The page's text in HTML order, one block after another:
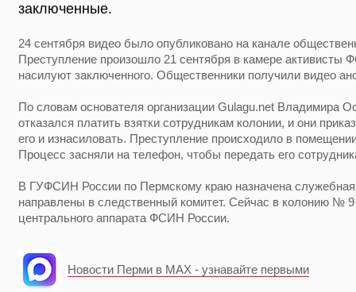
заключенные.
24 сентября видео было опубликовано на канале
Преступление произошло 21 сентября в камере активисты
насилуют заключенного. Общественники получили видео
По словам основателя организации Gulagu.net Владимира
отказался платить взятки сотрудникам колонии, и они
его и изнасиловать. Преступление происходило в
Процесс засняли на телефон, чтобы передать его
В ГУФСИН России по Пермскому краю назначена служебная
направлены в следственный комитет. Сейчас в колонию №
центрального аппарата ФСИН России.
Новости Перми в MAX - узнавайте первыми